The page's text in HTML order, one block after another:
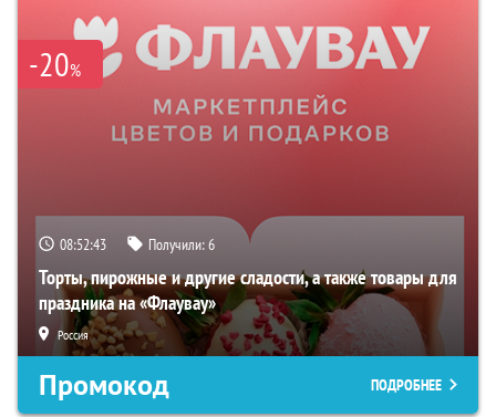
-20%
08:52:41 Получили:6
Торты, пирожные и другие сладости, а также товары для
праздника на «Флаувау»
Россия
Промокод ПОДРОБНЕЕ